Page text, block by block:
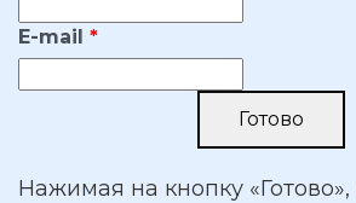
E-mail
Нажимая на кнопку